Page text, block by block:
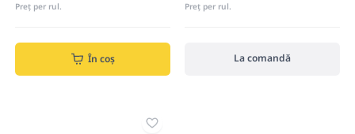
Preț per rul.
În coș
Preț per rul.
La comandă